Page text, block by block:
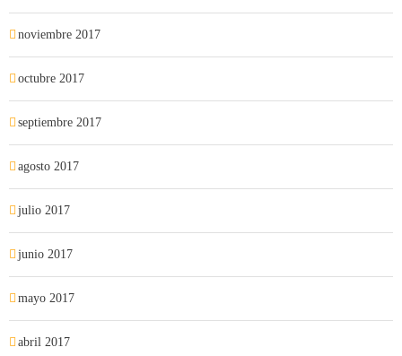
noviembre 2017
octubre 2017
septiembre 2017
agosto 2017
julio 2017
junio 2017
mayo 2017
abril 2017